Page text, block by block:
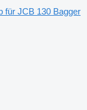
für JCB 130 Bagger